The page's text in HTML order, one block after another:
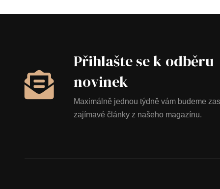
Přihlašte se k odběru
novinek
Maximálně jednou týdně vám budeme
zajímavé články z našeho magazínu.